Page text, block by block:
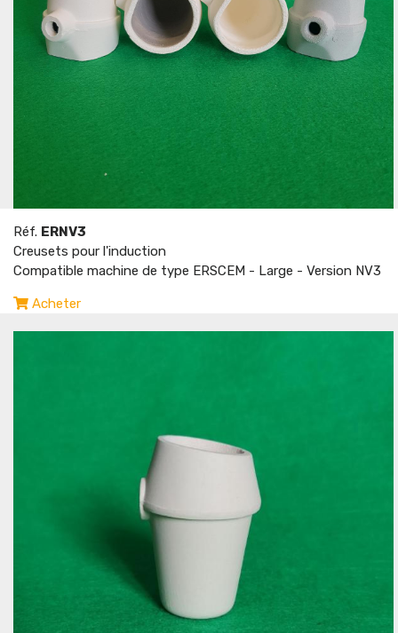
Réf. ERNV3
Creusets pour l'induction
Compatible machine de type ERSCEM - Large - Version NV3
Acheter